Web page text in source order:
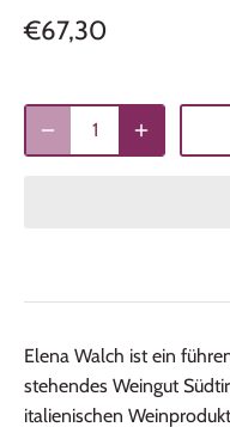
€67,30
Elena Walch ist ein
stehendes Weingut
italienischen